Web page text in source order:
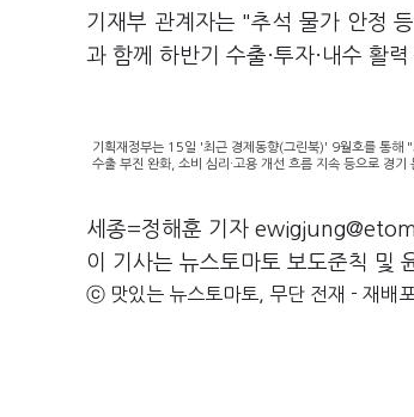
기재부 관계자는 "추석 물가 안정
과 함께 하반기 수출·투자·내수 활
기획재정부는 15일 '최근 경제동향(그린북)' 9월호를 통해
수출 부진 완화, 소비 심리·고용 개선 흐름 지속 등으로 경
세종=정해훈 기자
이 기사는 뉴스토마토 보도준칙 및
ⓒ 맛있는 뉴스토마토, 무단 전재 - 재배포